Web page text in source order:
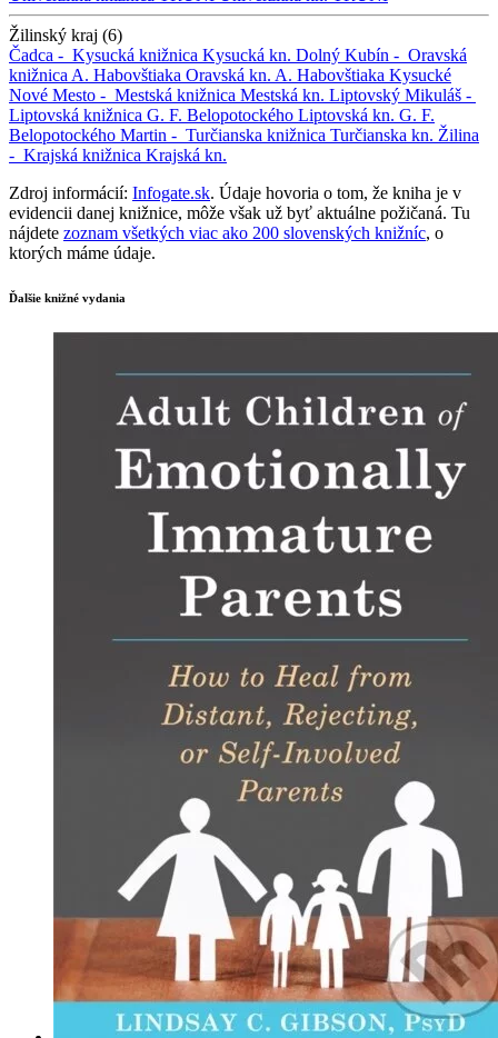
Žilinský kraj (6)
Čadca - Kysucká knižnica Kysucká kn. Dolný Kubín - Oravská
knižnica A. Habovštiaka Oravská kn. A. Habovštiaka Kysucké
Nové Mesto - Mestská knižnica Mestská kn. Liptovský Mikuláš -
Liptovská knižnica G. F. Belopotockého Liptovská kn. G. F.
Belopotockého Martin - Turčianska knižnica Turčianska kn. Žilina
- Krajská knižnica Krajská kn.
Zdroj informácií: Infogate.sk. Údaje hovoria o tom, že kniha je v
evidencii danej knižnice, môže však už byť aktuálne požičaná. Tu
nájdete zoznam všetkých viac ako 200 slovenských knižníc, o
ktorých máme údaje.
Ďalšie knižné vydania